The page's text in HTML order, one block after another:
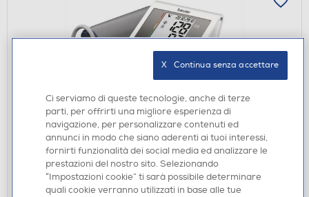
MISURAPRESSIONE
BEURER - Misuratore di pressione da braccio BM
28-Bianco
€ 39,90
€ 50,99consigliato
Ci serviamo di queste tecnologie, anche di terze
parti, per offrirti una migliore esperienza di
navigazione, per personalizzare contenuti ed
annunci in modo che siano aderenti ai tuoi interessi,
fornirti funzionalità dei social media ed analizzare le
prestazioni del nostro sito. Selezionando
“Impostazioni cookie” ti sarà possibile determinare
quali cookie verranno utilizzati in base alle tue
X   Continua senza accettare